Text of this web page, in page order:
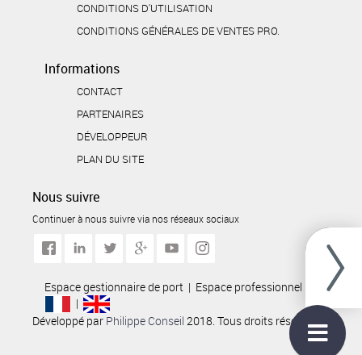
CONDITIONS D'UTILISATION
CONDITIONS GÉNÉRALES DE VENTES PRO.
Informations
CONTACT
PARTENAIRES
DÉVELOPPEUR
PLAN DU SITE
Nous suivre
Continuer à nous suivre via nos réseaux sociaux
Espace gestionnaire de port | Espace professionnel
|
Développé par Philippe Conseil 2018. Tous droits réservés.